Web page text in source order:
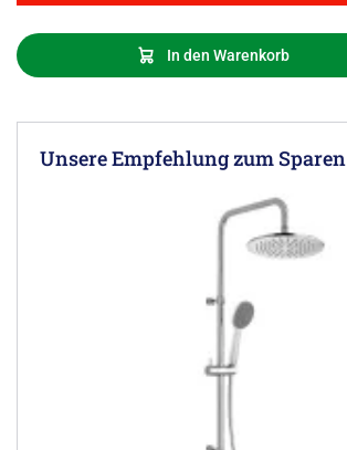
In den Warenkorb
Unsere Empfehlung zum Sparen